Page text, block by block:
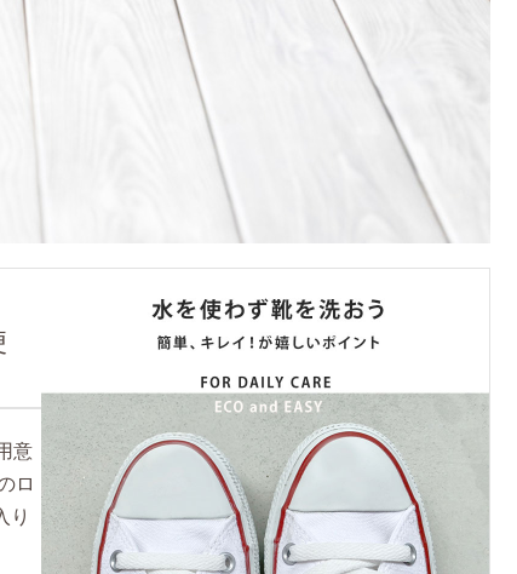
意
ロ
り